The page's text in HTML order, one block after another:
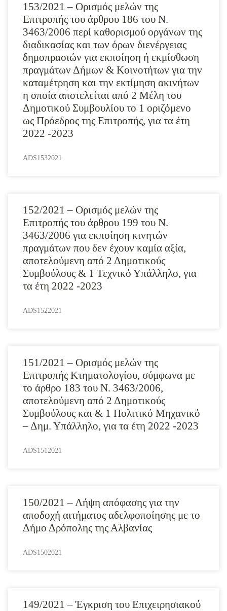
153/2021 – Ορισμός μελών της
Επιτροπής του άρθρου 186 του Ν.
3463/2006 περί καθορισμού οργάνων της
διαδικασίας και των όρων διενέργειας
δημοπρασιών για εκποίηση ή εκμίσθωση
πραγμάτων Δήμων & Κοινοτήτων για την
καταμέτρηση και την εκτίμηση ακινήτων
η οποία αποτελείται από 2 Μέλη του
Δημοτικού Συμβουλίου το 1 οριζόμενο
ως Πρόεδρος της Επιτροπής, για τα έτη
2022 -2023
ADS1532021
152/2021 – Ορισμός μελών της
Επιτροπής του άρθρου 199 του Ν.
3463/2006 για εκποίηση κινητών
πραγμάτων που δεν έχουν καμία αξία,
αποτελούμενη από 2 Δημοτικούς
Συμβούλους & 1 Τεχνικό Υπάλληλο, για
τα έτη 2022 -2023
ADS1522021
151/2021 – Ορισμός μελών της
Επιτροπής Κτηματολογίου, σύμφωνα με
το άρθρο 183 του Ν. 3463/2006,
αποτελούμενη από 2 Δημοτικούς
Συμβούλους και & 1 Πολιτικό Μηχανικό
– Δημ. Υπάλληλο, για τα έτη 2022 -2023
ADS1512021
150/2021 – Λήψη απόφασης για την
αποδοχή αιτήματος αδελφοποίησης με το
Δήμο Δρόπολης της Αλβανίας
ADS1502021
149/2021 – Έγκριση του Επιχειρησιακού